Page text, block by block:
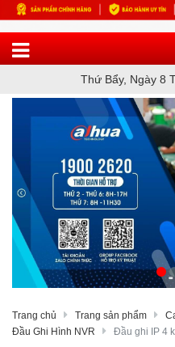
Thứ Bẩy, Ngày 8
Trang chủ Trang sản phẩm
Đầu Ghi Hình NVR
Đầu ghi IP 4